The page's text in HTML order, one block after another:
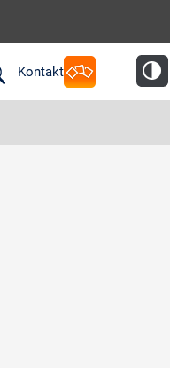
Kontakt